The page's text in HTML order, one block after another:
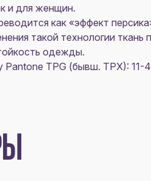
и для женщин.
как «эффект
такой технологии
одежды.
TPG (бывш. TPX): 11-